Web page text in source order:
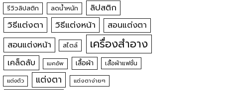
รีวิวลิปสติก ลดน้ำหนัก ลิปสติก
วิธีแต่งตา วิธีแต่งหน้า สอนแต่งตา
สอนแต่งหน้า สไตล์ เครื่องสำอาง
เคล็ดลับ เมคอัพ เสื้อผ้า เสื้อผ้าแฟชั่น
แต่งตัว แต่งตา แต่งตาง่ายๆ